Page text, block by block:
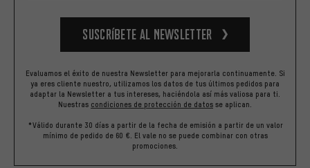
Suscríbete al newsletter
Evaluamos el éxito de nuestra Newsletter para mejorarla continuamente. Si
ya eres cliente nuestro, utilizamos los datos de tus últimos pedidos para
adaptar la Newsletter a tus intereses, haciéndola así más valiosa para ti.
Nuestras condiciones de protección de datos se aplican.
*Válido durante 30 días a partir de la fecha de emisión a partir de un valor
mínimo de pedido de 60 €. El vale no se puede combinar con otras
promociones.